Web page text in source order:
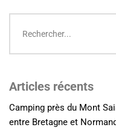
Articles récents
Camping près du Mont
entre Bretagne et